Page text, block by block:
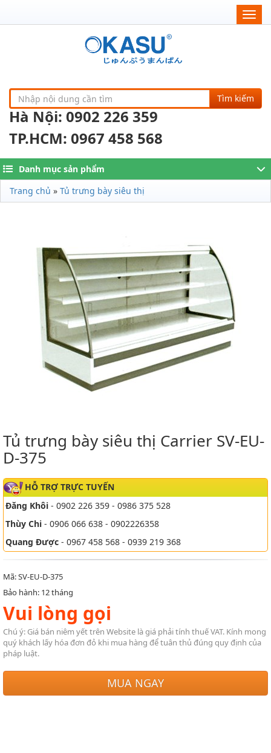
Tìm kiếm
Hà Nội: 0902 226 359
TP.HCM: 0967 458 568
Danh mục sản phẩm
Trang chủ » Tủ trưng bày siêu thị
Tủ trưng bày siêu thị Carrier SV-EU-
D-375
HỖ TRỢ TRỰC TUYẾN
Đăng Khôi - 0902 226 359 - 0986 375 528
Thùy Chi - 0906 066 638 - 0902226358
Quang Được - 0967 458 568 - 0939 219 368
Mã: SV-EU-D-375
Bảo hành: 12 tháng
Vui lòng gọi
Chú ý: Giá bán niêm yết trên Website là giá phải tính thuế VAT. Kính mong
quý khách lấy hóa đơn đỏ khi mua hàng để tuân thủ đúng quy định của
pháp luật.
MUA NGAY